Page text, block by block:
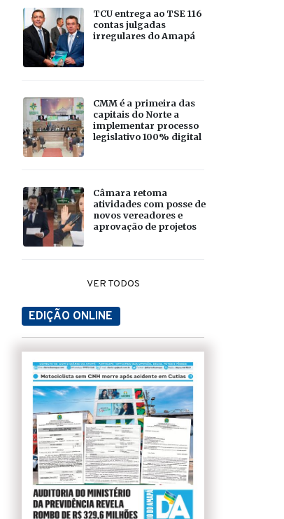
TCU entrega ao TSE 116
contas julgadas
irregulares do Amapá
CMM é a primeira das
capitais do Norte a
implementar processo
legislativo 100% digital
Câmara retoma
atividades com posse de
novos vereadores e
aprovação de projetos
VER TODOS
EDIÇÃO ONLINE